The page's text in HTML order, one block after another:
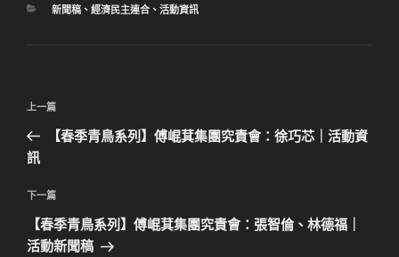
分
新聞稿、 經濟民主連合、 活動資訊
文
導
覽
上
一
篇
章
上一篇
【春季青鳥系列】傅崐萁集團究責會：徐巧芯｜活動資
訊
下
一
篇
下一篇
【春季青鳥系列】傅崐萁集團究責會：張智倫、林德福｜
活動新聞稿